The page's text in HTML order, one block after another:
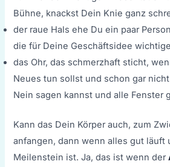
Bühne, knackst Dein Knie ganz
der raue Hals ehe Du ein paar
die für Deine Geschäftsidee
das Ohr, das schmerzhaft sticht,
Neues tun sollst und schon gar
Nein sagen kannst und alle Fenster
Kann das Dein Körper auch, zum
anfangen, dann wenn alles gut läuft
Meilenstein ist. Ja, das ist wenn der